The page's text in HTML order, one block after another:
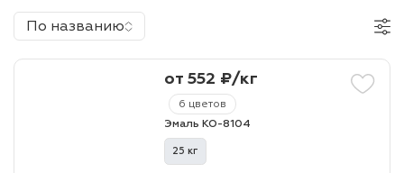
металлу
по
По названию
6 цветов
от 552 ₽/кг
Эмаль КО-8104
25 кг